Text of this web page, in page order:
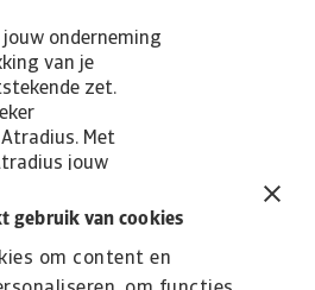
gebruik van cookies
om content en
onderneming
van je
zet.
Met
jouw
kans dat je factuur